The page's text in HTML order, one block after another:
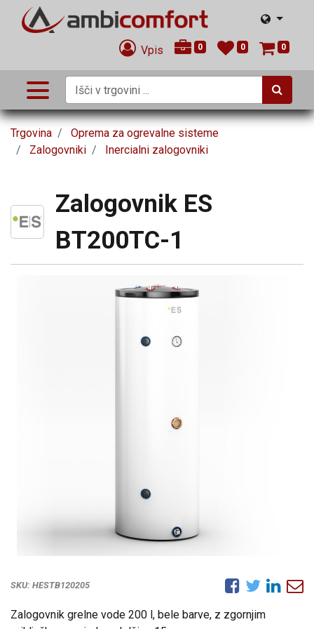
Vpis 0 0 0
Trgovina
Oprema za ogrevalne sisteme
Zalogovniki
Inercialni zalogovniki
Zalogovnik ES
BT200TC-1
SKU: HESTB120205
Zalogovnik grelne vode 200 l, bele barve, z zgornjim